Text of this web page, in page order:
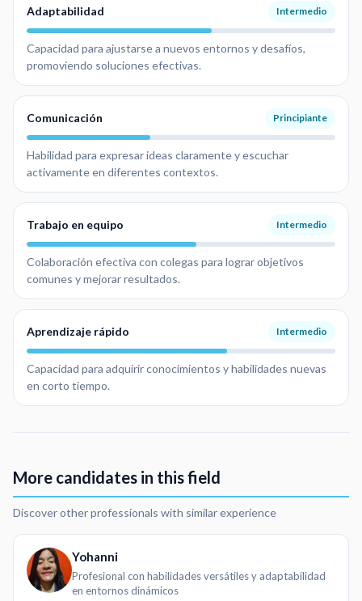
Adaptabilidad Intermedio
Capacidad para ajustarse a nuevos entornos y desafíos,
promoviendo soluciones efectivas.
Comunicación Principiante
Habilidad para expresar ideas claramente y escuchar
activamente en diferentes contextos.
Trabajo en equipo Intermedio
Colaboración efectiva con colegas para lograr objetivos
comunes y mejorar resultados.
Aprendizaje rápido Intermedio
Capacidad para adquirir conocimientos y habilidades nuevas
en corto tiempo.
More candidates in this field
Discover other professionals with similar experience
Yohanni
Profesional con habilidades versátiles y adaptabilidad
en entornos dinámicos